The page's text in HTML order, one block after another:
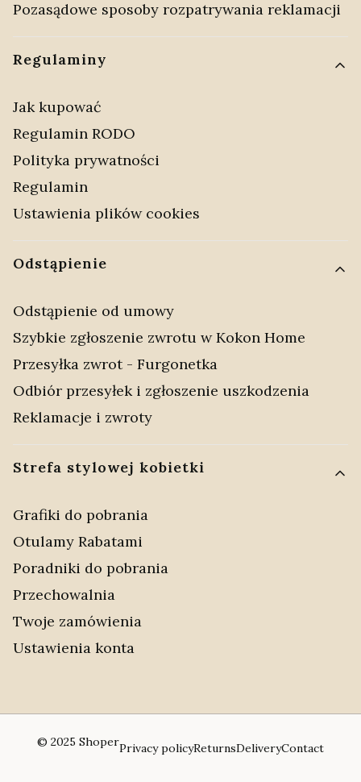
Pozasądowe sposoby rozpatrywania reklamacji
Regulaminy
Jak kupować
Regulamin RODO
Polityka prywatności
Regulamin
Ustawienia plików cookies
Odstąpienie
Odstąpienie od umowy
Szybkie zgłoszenie zwrotu w Kokon Home
Przesyłka zwrot - Furgonetka
Odbiór przesyłek i zgłoszenie uszkodzenia
Reklamacje i zwroty
Strefa stylowej kobietki
Grafiki do pobrania
Otulamy Rabatami
Poradniki do pobrania
Przechowalnia
Twoje zamówienia
Ustawienia konta
© 2025 ShoperPrivacy policyReturnsDeliveryContact